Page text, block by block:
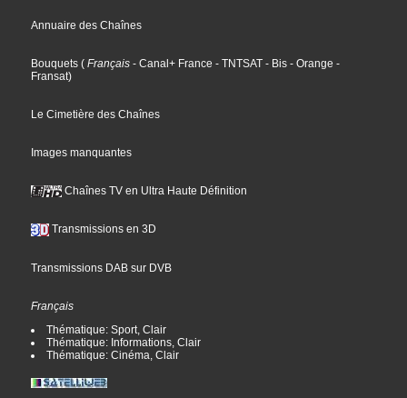
Annuaire des Chaînes
Bouquets ( Français - Canal+ France - TNTSAT - Bis - Orange -
Fransat)
Le Cimetière des Chaînes
Images manquantes
Chaînes TV en Ultra Haute Définition
Transmissions en 3D
Transmissions DAB sur DVB
Français
Thématique: Sport, Clair
Thématique: Informations, Clair
Thématique: Cinéma, Clair